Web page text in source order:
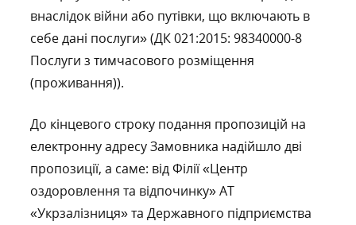
внаслідок війни або путівки, що включають в
себе дані послуги» (ДК 021:2015: 98340000-8
Послуги з тимчасового розміщення
(проживання)).
До кінцевого строку подання пропозицій на
електронну адресу Замовника надійшло дві
пропозиції, а саме: від Філії «Центр
оздоровлення та відпочинку» АТ
«Укрзалізниця» та Державного підприємства